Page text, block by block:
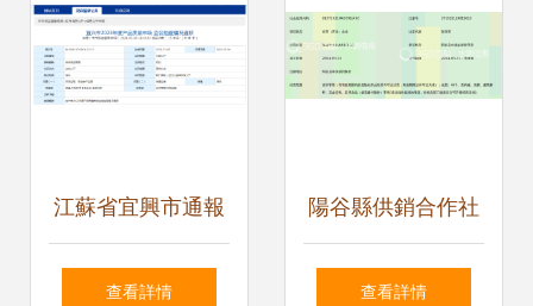
江蘇省宜興市通報
2023年度產品質量
查看詳情
陽谷縣供銷合作社
壽張中心社閆集綜
查看詳情